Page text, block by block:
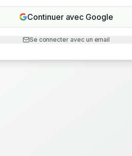
Continuer avec Google
Se connecter avec un email